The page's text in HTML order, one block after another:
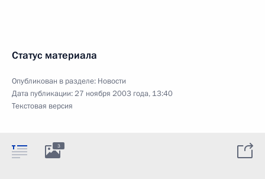
Статус материала
Опубликован в разделе: Новости
Дата публикации:27 ноября 2003 года, 13:40
Текстовая версия
3